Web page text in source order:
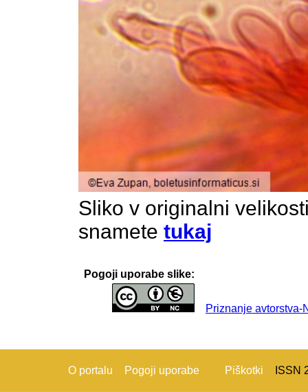
Sliko v originalni
snamete tukaj
Pogoji uporabe slike:
Priznanje avtorstva-
O portalu Pogoji uporabe Piškotki ISSN